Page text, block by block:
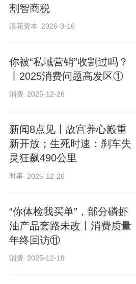
割智商税
浪花资本 2026-3-16
你被“私域营销”收割过吗？
丨2025消费问题高发区①
消费 2025-12-26
新闻8点见丨故宫养心殿重
新开放；生死时速：刹车失
灵狂飙490公里
时事 2025-12-26
“你体检我买单”，部分磷虾
油产品套路未改丨消费质量
年终回访⑪
消费 2025-12-18